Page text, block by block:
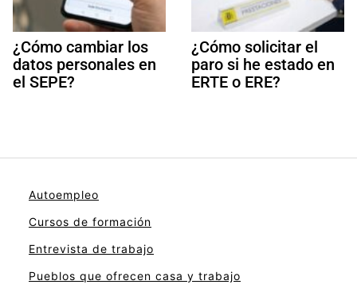
¿Cómo cambiar los
datos personales en
el SEPE?
¿Cómo solicitar el
paro si he estado en
ERTE o ERE?
Autoempleo
Cursos de formación
Entrevista de trabajo
Pueblos que ofrecen casa y trabajo